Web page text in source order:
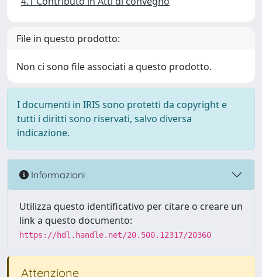
File in questo prodotto:
Non ci sono file associati a questo prodotto.
I documenti in IRIS sono protetti da copyright e
tutti i diritti sono riservati, salvo diversa
indicazione.
Informazioni
Utilizza questo identificativo per citare o creare un
link a questo documento:
https://hdl.handle.net/20.500.12317/20360
Attenzione